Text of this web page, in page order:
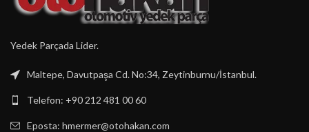
Yedek Parçada Lider.
Maltepe, Davutpaşa Cd. No:34, Zeytinburnu/İstanbul.
Telefon: +90 212 481 00 60
Eposta: hmermer@otohakan.com